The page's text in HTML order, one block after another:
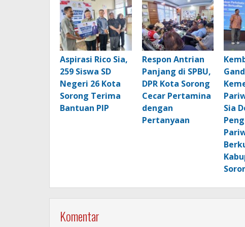
Aspirasi Rico Sia,
259 Siswa SD
Negeri 26 Kota
Sorong Terima
Bantuan PIP
Respon Antrian
Panjang di SPBU,
DPR Kota Sorong
Cecar Pertamina
dengan
Pertanyaan
Sia
Komentar